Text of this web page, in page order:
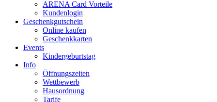
ARENA Card Vorteile
Kundenlogin
Geschenkgutschein
Online kaufen
Geschenkkarten
Events
Kindergeburtstag
Info
Öffnungszeiten
Wettbewerb
Hausordnung
Tarife